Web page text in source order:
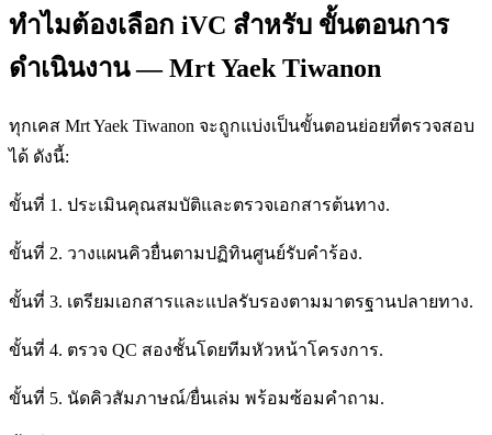
ทำไมต้องเลือก iVC สำหรับ ขั้นตอนการ
ดำเนินงาน — Mrt Yaek Tiwanon
ทุกเคส Mrt Yaek Tiwanon จะถูกแบ่งเป็นขั้นตอนย่อยที่ตรวจสอบ
ได้ ดังนี้:
ขั้นที่ 1. ประเมินคุณสมบัติและตรวจเอกสารต้นทาง.
ขั้นที่ 2. วางแผนคิวยื่นตามปฏิทินศูนย์รับคำร้อง.
ขั้นที่ 3. เตรียมเอกสารและแปลรับรองตามมาตรฐานปลายทาง.
ขั้นที่ 4. ตรวจ QC สองชั้นโดยทีมหัวหน้าโครงการ.
ขั้นที่ 5. นัดคิวสัมภาษณ์/ยื่นเล่ม พร้อมซ้อมคำถาม.